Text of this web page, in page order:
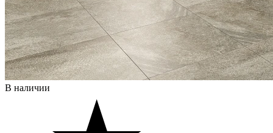
В наличии